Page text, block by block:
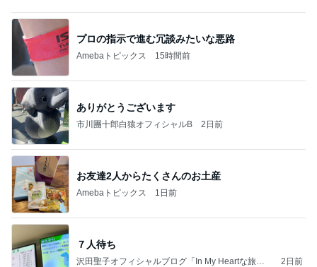
ありがとうございます
市川團十郎白猿オフィシャルB
お友達2人からたくさんのお土産
Amebaトピックス 1日前
７人待ち
沢田聖子オフィシャルブログ「In My Heartな旅日
副作用で増えたままならない事
Amebaトピックス 1日前